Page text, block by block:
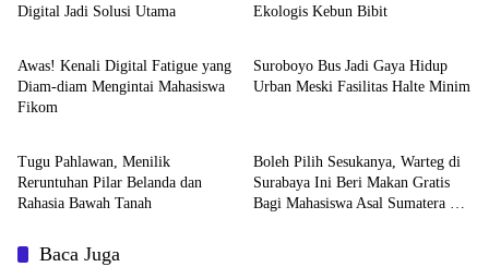
Digital Jadi Solusi Utama
Ekologis Kebun Bibit
Creative Writing
Awas! Kenali Digital Fatigue yang
Diam-diam Mengintai Mahasiswa
Fikom
Creative Writing
Suroboyo Bus Jadi Gaya Hidup
Urban Meski Fasilitas Halte Minim
Creative Writing
Tugu Pahlawan, Menilik
Reruntuhan Pilar Belanda dan
Rahasia Bawah Tanah
Boleh Pilih Sesukanya, Warteg di
Surabaya Ini Beri Makan Gratis
Bagi Mahasiswa Asal Sumatera dan
Baca Juga